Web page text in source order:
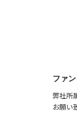
ファ
弊社所
お願い